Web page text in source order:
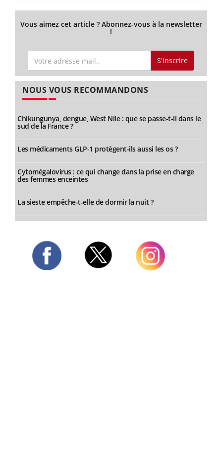
Vous aimez cet article ? Abonnez-vous à la newsletter
!
S'inscrire
NOUS VOUS RECOMMANDONS
Chikungunya, dengue, West Nile : que se passe-t-il dans le
sud de la France ?
Les médicaments GLP-1 protègent-ils aussi les os ?
Cytomégalovirus : ce qui change dans la prise en charge
des femmes enceintes
La sieste empêche-t-elle de dormir la nuit ?